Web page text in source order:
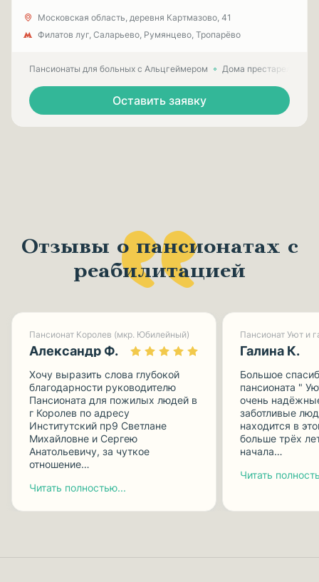
Московская область, деревня Картмазово, 41
Филатов луг, Саларьево, Румянцево, Тропарёво
Пансионаты для больных с Альцгеймером Дома престарелых
Оставить заявку
Отзывы о пансионатах с
реабилитацией
Пансионат Королев (мкр. Юбилейный)
Александр Ф.
Хочу выразить слова глубокой
благодарности руководителю
Пансионата для пожилых людей в
г Королев по адресу
Институтский пр9 Светлане
Михайловне и Сергею
Анатольевичу, за чуткое
отношение…
Читать полностью...
Галина К.
Большое
пансионата "
очень
заботливые
находится в
больше трёх
начала…
Читать